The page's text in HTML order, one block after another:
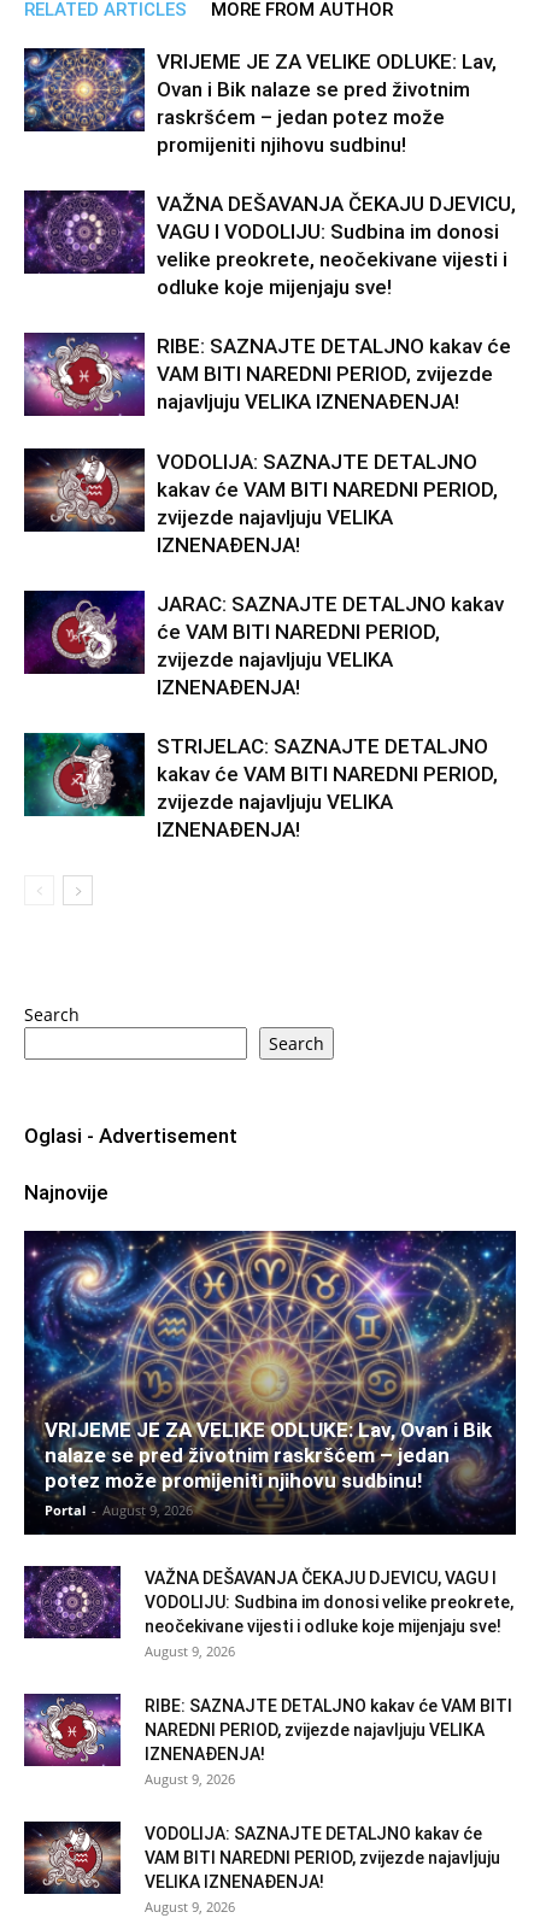
RELATED ARTICLES MORE FROM AUTHOR
VRIJEME JE ZA VELIKE ODLUKE: Lav,
Ovan i Bik nalaze se pred životnim
raskršćem – jedan potez može
promijeniti njihovu sudbinu!
VAŽNA DEŠAVANJA ČEKAJU DJEVICU,
VAGU I VODOLIJU: Sudbina im donosi
velike preokrete, neočekivane vijesti i
odluke koje mijenjaju sve!
RIBE: SAZNAJTE DETALJNO kakav će
VAM BITI NAREDNI PERIOD, zvijezde
najavljuju VELIKA IZNENAĐENJA!
VODOLIJA: SAZNAJTE DETALJNO
kakav će VAM BITI NAREDNI PERIOD,
zvijezde najavljuju VELIKA
IZNENAĐENJA!
JARAC: SAZNAJTE DETALJNO kakav
će VAM BITI NAREDNI PERIOD,
zvijezde najavljuju VELIKA
IZNENAĐENJA!
STRIJELAC: SAZNAJTE DETALJNO
kakav će VAM BITI NAREDNI PERIOD,
zvijezde najavljuju VELIKA
IZNENAĐENJA!
Search
Search
Oglasi - Advertisement
Najnovije
VRIJEME JE ZA VELIKE ODLUKE: Lav, Ovan i Bik
nalaze se pred životnim raskršćem – jedan
potez može promijeniti njihovu sudbinu!
Portal - August 9, 2026
VAŽNA DEŠAVANJA ČEKAJU DJEVICU, VAGU I
VODOLIJU: Sudbina im donosi velike preokrete,
neočekivane vijesti i odluke koje mijenjaju sve!
August 9, 2026
RIBE: SAZNAJTE DETALJNO kakav će VAM BITI
NAREDNI PERIOD, zvijezde najavljuju VELIKA
IZNENAĐENJA!
August 9, 2026
VODOLIJA: SAZNAJTE DETALJNO kakav će
VAM BITI NAREDNI PERIOD, zvijezde najavljuju
VELIKA IZNENAĐENJA!
August 9, 2026